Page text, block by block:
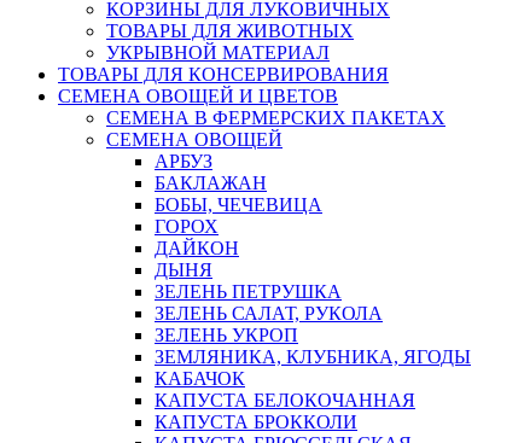
КОРЗИНЫ ДЛЯ ЛУКОВИЧНЫХ
ТОВАРЫ ДЛЯ ЖИВОТНЫХ
УКРЫВНОЙ МАТЕРИАЛ
ТОВАРЫ ДЛЯ КОНСЕРВИРОВАНИЯ
СЕМЕНА ОВОЩЕЙ И ЦВЕТОВ
СЕМЕНА В ФЕРМЕРСКИХ ПАКЕТАХ
СЕМЕНА ОВОЩЕЙ
АРБУЗ
БАКЛАЖАН
БОБЫ, ЧЕЧЕВИЦА
ГОРОХ
ДАЙКОН
ДЫНЯ
ЗЕЛЕНЬ ПЕТРУШКА
ЗЕЛЕНЬ САЛАТ, РУКОЛА
ЗЕЛЕНЬ УКРОП
ЗЕМЛЯНИКА, КЛУБНИКА, ЯГОДЫ
КАБАЧОК
КАПУСТА БЕЛОКОЧАННАЯ
КАПУСТА БРОККОЛИ